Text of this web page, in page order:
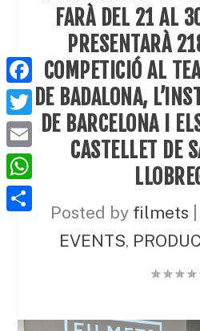
FARÀ DEL 21 AL
PRESENTARÀ
COMPETICIÓ AL
DE BADALONA,
DE BARCELONA I
CASTELLET DE
Posted by filmets
EVENTS,
F
a
c
e
b
T
w
i
t
E
m
a
W
h
A